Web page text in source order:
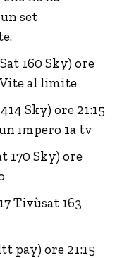
set
160 Sky) ore
Vite al limite
Sky) ore 21:15
impero 1a tv
170 Sky) ore
Tivùsat 163
pay) ore 21:15